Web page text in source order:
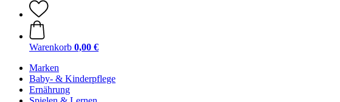
Warenkorb 0,00 €
Marken
Baby- & Kinderpflege
Ernährung